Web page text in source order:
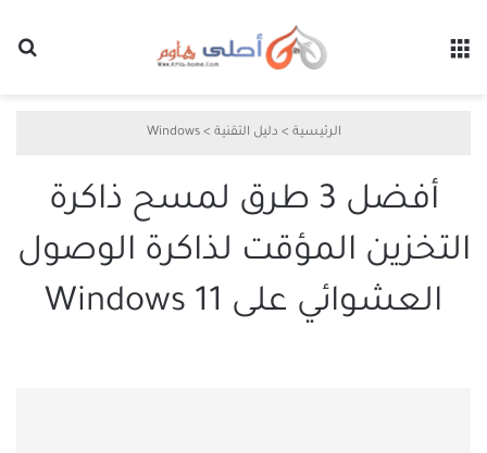
الرئيسية > دليل التقنية >
Windows
أفضل 3 طرق لمسح ذاكرة
التخزين المؤقت لذاكرة الوصول
العشوائي على Windows 11